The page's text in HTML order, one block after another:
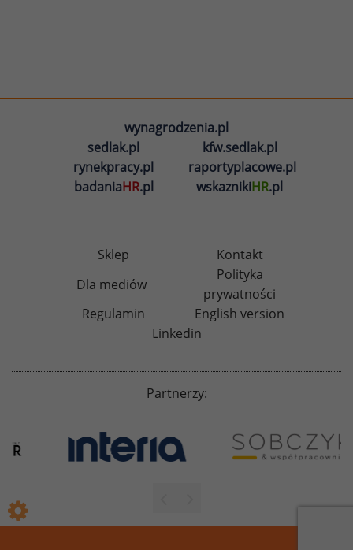
wynagrodzenia.pl
sedlak.pl
kfw.sedlak.pl
rynekpracy.pl
raportyplacowe.pl
badaniaHR.pl wskaznikiHR.pl
Sklep
Kontakt
Dla mediów
Polityka
prywatności
Regulamin
English version
Linkedin
Partnerzy: